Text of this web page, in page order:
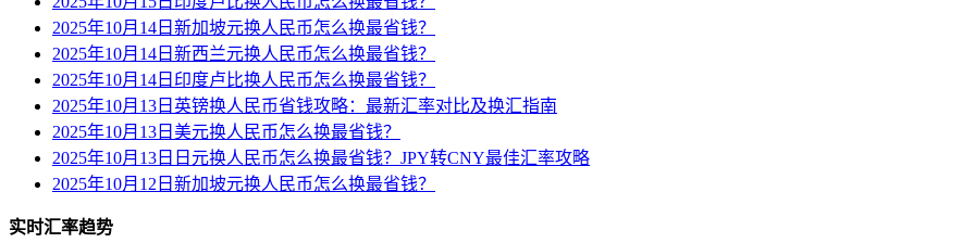
2025年10月14日新加坡元换人民币怎么换最省钱？
2025年10月14日新西兰元换人民币怎么换最省钱？
2025年10月14日印度卢比换人民币怎么换最省钱？
2025年10月13日英镑换人民币省钱攻略：最新汇率对比及换汇指南
2025年10月13日美元换人民币怎么换最省钱？
2025年10月13日日元换人民币怎么换最省钱？JPY转CNY最佳汇率攻略
2025年10月12日新加坡元换人民币怎么换最省钱？
实时汇率趋势